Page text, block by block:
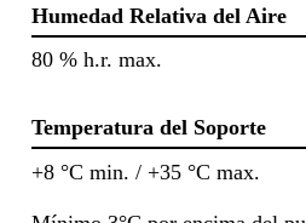
Humedad Relativa del Aire
80 % h.r. max.
Temperatura del Soporte
+8 °C min. / +35 °C max.